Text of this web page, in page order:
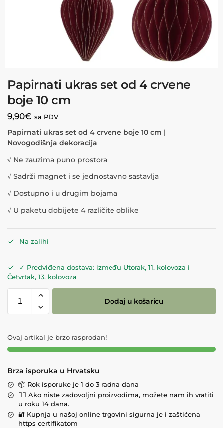
Papirnati ukras set od 4 crvene
boje 10 cm
9,90€ sa PDV
Papirnati ukras set od 4 crvene boje 10 cm |
Novogodišnja dekoracija
√ Ne zauzima puno prostora
√ Sadrži magnet i se jednostavno sastavlja
√ Dostupno i u drugim bojama
√ U paketu dobijete 4 različite oblike
Na zalihi
✓ Predviđena dostava: između Utorak, 11. kolovoza i
Četvrtak, 13. kolovoza
Dodaj u košaricu
Ovaj artikal je brzo rasprodan!
Brza isporuka u Hrvatsku
📦 Rok isporuke je 1 do 3 radna dana
💁‍♀️ Ako niste zadovoljni proizvodima, možete nam ih vratiti
u roku 14 dana.
🔐 Kupnja u našoj online trgovini sigurna je i zaštićena
https certifikatom